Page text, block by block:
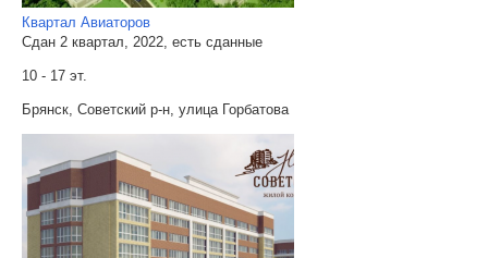
Квартал Авиаторов
Сдан 2 квартал, 2022, есть сданные
10 - 17 эт.
Брянск, Советский р-н, улица Горбатова